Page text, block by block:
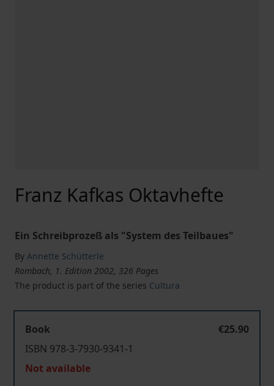
Franz Kafkas Oktavhefte
Ein Schreibprozeß als "System des Teilbaues"
By Annette Schütterle
Rombach, 1. Edition 2002, 326 Pages
The product is part of the series Cultura
Book
€25.90
ISBN 978-3-7930-9341-1
Not available